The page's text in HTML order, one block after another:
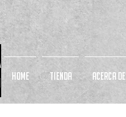
HOME Tienda Acerca de